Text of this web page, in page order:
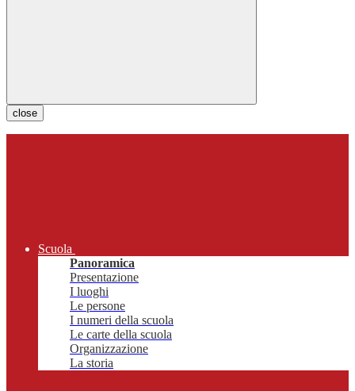
close
Scuola
Panoramica
Presentazione
I luoghi
Le persone
I numeri della scuola
Le carte della scuola
Organizzazione
La storia